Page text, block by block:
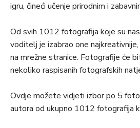
igru, čineći učenje prirodnim i
Od svih 1012 fotografija koje su
voditelj je izabrao one
na mrežne stranice. Fotografije će
nekoliko raspisanih fotografskih
Ovdje možete vidjeti izbor po 5
autora od ukupno 1012 fotografija